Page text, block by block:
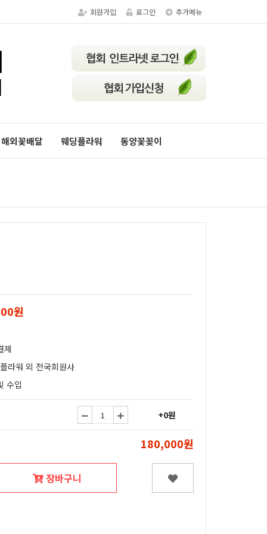
회원가입 로그인 추가메뉴
해외꽃배달 웨딩플라워 동양꽃꽂이
원
제
라워 외 전국회원사
수입
+0원
180,000원
장바구니